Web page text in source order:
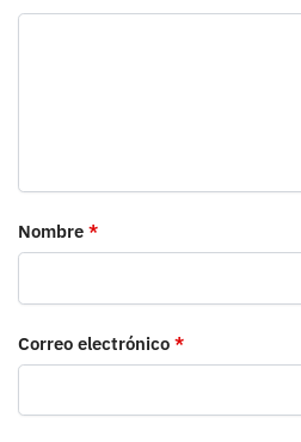
Nombre *
Correo electrónico *